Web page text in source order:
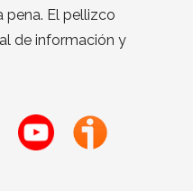
pena. El pellizco
de información y